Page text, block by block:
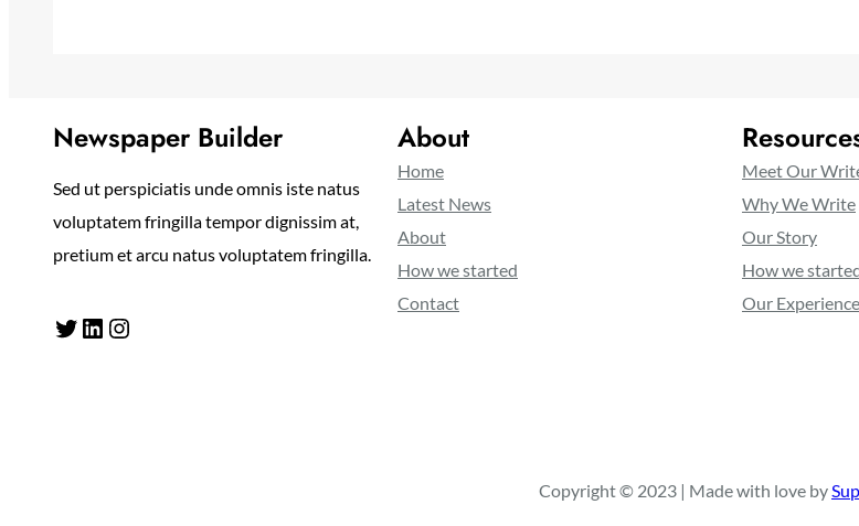
Newspaper Builder
Sed ut perspiciatis unde omnis iste natus
voluptatem fringilla tempor dignissim at,
pretium et arcu natus voluptatem fringilla.
Twitter LinkedIn Instagram
About
Home
Latest News
About
How we started
Contact
Meet Our
Why We Write
Our Story
How we
Our Experience
Copyright © 2023 | Made with love by